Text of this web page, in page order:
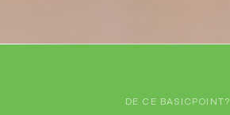
DE CE BASICPOINT?